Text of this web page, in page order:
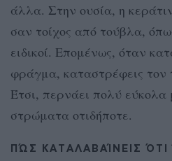
άλλα. Στην ουσία, η
σαν τοίχος από τούβλα,
ειδικοί. Επομένως, όταν
φράγμα, καταστρέφεις τον
Έτσι, περνάει πολύ
στρώματα οτιδήποτε.
ΠΏΣ ΚΑΤΑΛΑΒΑΊΝΕΙΣ ΌΤΙ